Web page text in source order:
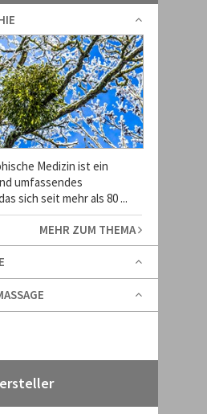
Medizin ist ein
umfassendes
sich seit mehr als 80 ...
MEHR ZUM THEMA